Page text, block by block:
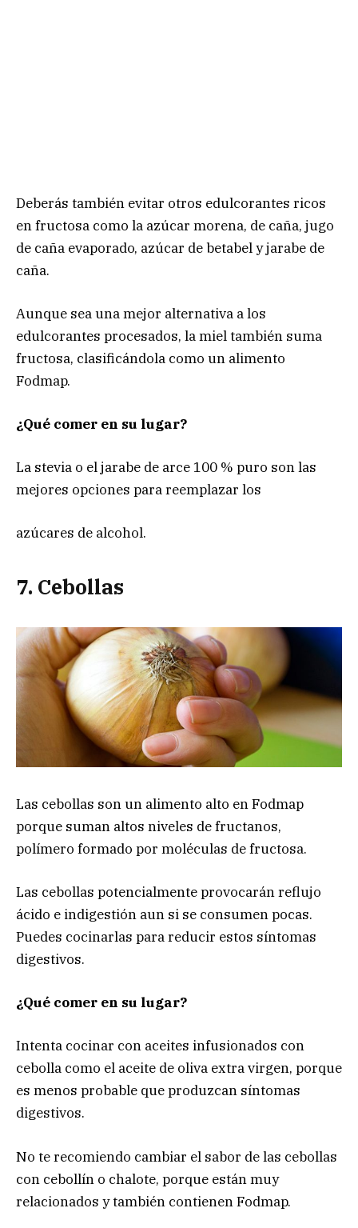
Deberás también evitar otros edulcorantes ricos
en fructosa como la azúcar morena, de caña, jugo
de caña evaporado, azúcar de betabel y jarabe de
caña.
Aunque sea una mejor alternativa a los
edulcorantes procesados, la miel también suma
fructosa, clasificándola como un alimento
Fodmap.
¿Qué comer en su lugar?
La stevia o el jarabe de arce 100 % puro son las
mejores opciones para reemplazar los
azúcares de alcohol.
7. Cebollas
Las cebollas son un alimento alto en Fodmap
porque suman altos niveles de fructanos,
polímero formado por moléculas de fructosa.
Las cebollas potencialmente provocarán reflujo
ácido e indigestión aun si se consumen pocas.
Puedes cocinarlas para reducir estos síntomas
digestivos.
¿Qué comer en su lugar?
Intenta cocinar con aceites infusionados con
cebolla como el aceite de oliva extra virgen, porque
es menos probable que produzcan síntomas
digestivos.
No te recomiendo cambiar el sabor de las cebollas
con cebollín o chalote, porque están muy
relacionados y también contienen Fodmap.